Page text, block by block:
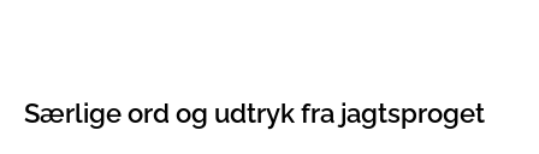
Særlige ord og udtryk fra jagtsproget